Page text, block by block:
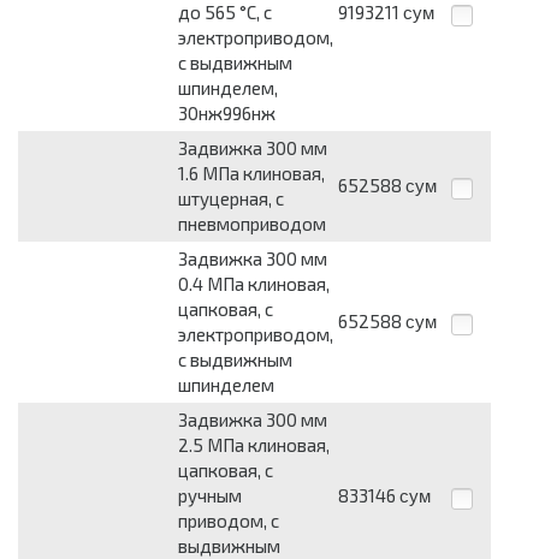
до 565 °С, с
электроприводом,
с выдвижным
шпинделем,
30нж996нж
9193211 сум
Задвижка 300 мм
1.6 МПа клиновая,
штуцерная, с
пневмоприводом
652588 сум
Задвижка 300 мм
0.4 МПа клиновая,
цапковая, с
электроприводом,
с выдвижным
шпинделем
652588 сум
Задвижка 300 мм
2.5 МПа клиновая,
цапковая, с
ручным
приводом, с
выдвижным
833146 сум